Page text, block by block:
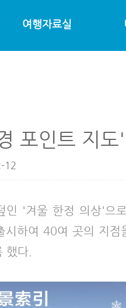
여행자료실
포인트 지도'
12
'겨울 한정 의상'으
하여 40여 곳의 지점
했다.